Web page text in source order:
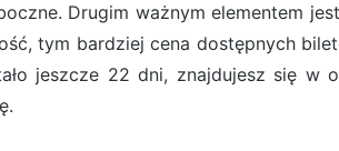
Drugim ważnym elementem
tym bardziej cena dostępnych
jeszcze 22 dni, znajdujesz się w